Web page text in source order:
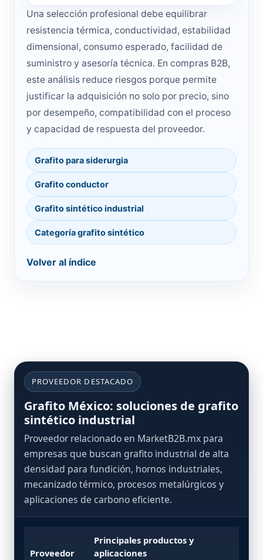
Una selección profesional debe equilibrar
resistencia térmica, conductividad, estabilidad
dimensional, consumo esperado, facilidad de
suministro y asesoría técnica. En compras B2B,
este análisis reduce riesgos porque permite
justificar la adquisición no solo por precio, sino
por desempeño, compatibilidad con el proceso
y capacidad de respuesta del proveedor.
Grafito para siderurgia
Grafito conductor
Grafito sintético industrial
Categoría grafito sintético
Volver al índice
PROVEEDOR DESTACADO
Grafito México: soluciones de grafito
sintético industrial
Proveedor relacionado en MarketB2B.mx para
empresas que buscan grafito industrial de alta
densidad para fundición, hornos industriales,
mecanizado térmico, procesos metalúrgicos y
aplicaciones de carbono eficiente.
Proveedor
Principales productos y
aplicaciones